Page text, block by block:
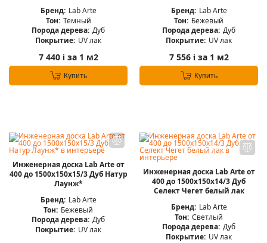
Бренд: Lab Arte
Тон: Темный
Порода дерева: Дуб
Покрытие: UV лак
7 440 iза 1 м2
Купить
Бренд: Lab Arte
Тон: Бежевый
Порода дерева: Дуб
Покрытие: UV лак
7 556 iза 1 м2
Купить
Инженерная доска Lab Arte от
400 до 1500х150х15/3 Дуб Натур
Лаунж*
Бренд: Lab Arte
Тон: Бежевый
Порода дерева: Дуб
Покрытие: UV лак
Инженерная доска Lab Arte от
400 до 1500х150х14/3 Дуб
Селект Чегет белый лак
Бренд: Lab Arte
Тон: Светлый
Порода дерева: Дуб
Покрытие: UV лак